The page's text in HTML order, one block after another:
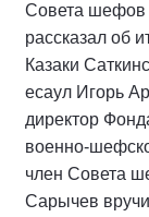
Совета шефов
рассказал об
Казаки
есаул Игорь
директор
военно-
член Совета
Сарычев